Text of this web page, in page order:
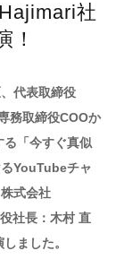
社
！
代表取締役
務取締役COOか
る「今すぐ真似
YouTubeチャ
式会社
社長：木村 直
ました。